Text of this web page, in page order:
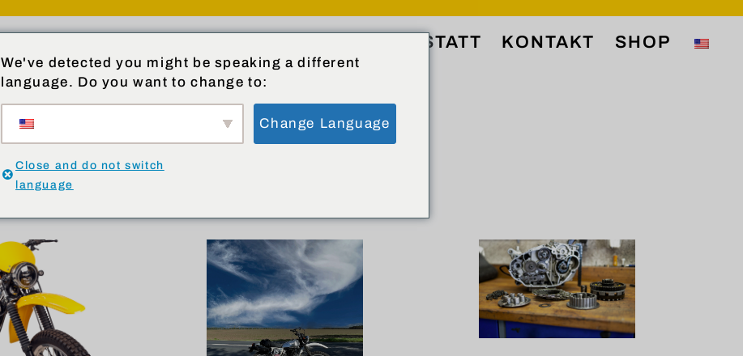
WERKSTATT KONTAKT SHOP
We've detected you might be speaking a different
language. Do you want to change to:
Change Language
Close and do not switch
language